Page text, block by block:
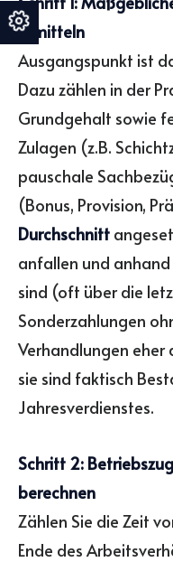
ermitteln
Ausgangspunkt ist
Dazu zählen in der
Grundgehalt sowie
Zulagen (z.B.
pauschale
(Bonus, Provision,
Durchschnitt
anfallen und
sind (oft über die
Sonderzahlungen
Verhandlungen eher
sie sind faktisch
Jahresverdienstes.
Schritt 2:
berechnen
Zählen Sie die Zeit
Ende des